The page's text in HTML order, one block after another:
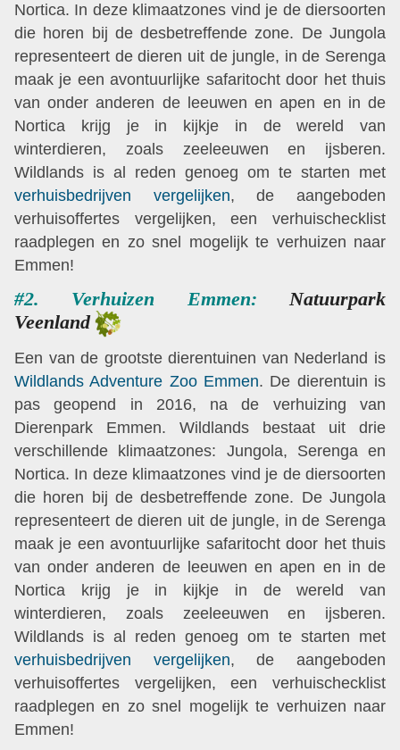
Nortica. In deze klimaatzones vind je de diersoorten
die horen bij de desbetreffende zone. De Jungola
representeert de dieren uit de jungle, in de Serenga
maak je een avontuurlijke safaritocht door het thuis
van onder anderen de leeuwen en apen en in de
Nortica krijg je in kijkje in de wereld van
winterdieren, zoals zeeleeuwen en ijsberen.
Wildlands is al reden genoeg om te starten met
verhuisbedrijven vergelijken, de aangeboden
verhuisoffertes vergelijken, een verhuischecklist
raadplegen en zo snel mogelijk te verhuizen naar
Emmen!
#2. Verhuizen Emmen: Natuurpark
Veenland
Een van de grootste dierentuinen van Nederland is
Wildlands Adventure Zoo Emmen. De dierentuin is
pas geopend in 2016, na de verhuizing van
Dierenpark Emmen. Wildlands bestaat uit drie
verschillende klimaatzones: Jungola, Serenga en
Nortica. In deze klimaatzones vind je de diersoorten
die horen bij de desbetreffende zone. De Jungola
representeert de dieren uit de jungle, in de Serenga
maak je een avontuurlijke safaritocht door het thuis
van onder anderen de leeuwen en apen en in de
Nortica krijg je in kijkje in de wereld van
winterdieren, zoals zeeleeuwen en ijsberen.
Wildlands is al reden genoeg om te starten met
verhuisbedrijven vergelijken, de aangeboden
verhuisoffertes vergelijken, een verhuischecklist
raadplegen en zo snel mogelijk te verhuizen naar
Emmen!